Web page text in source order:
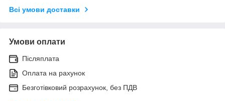
Всі умови доставки
Умови оплати
Післяплата
Оплата на рахунок
Безготівковий розрахунок, без ПДВ